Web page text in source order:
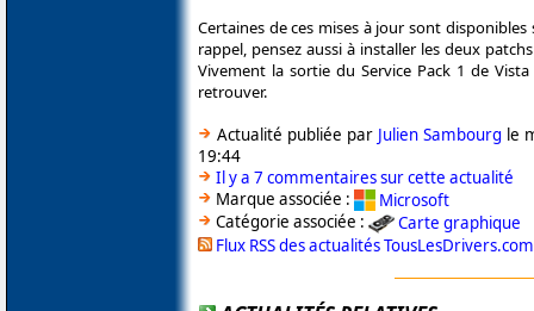
Certaines de ces mises à jour sont
rappel, pensez aussi à installer les deux
Vivement la sortie du Service Pack 1 de
retrouver.
Actualité publiée par Julien Sambourg le
19:44
Il y a 7 commentaires sur cette actualité
Marque associée :
Microsoft
Catégorie associée :
Carte graphique
Flux RSS des actualités TousLesDrivers.com